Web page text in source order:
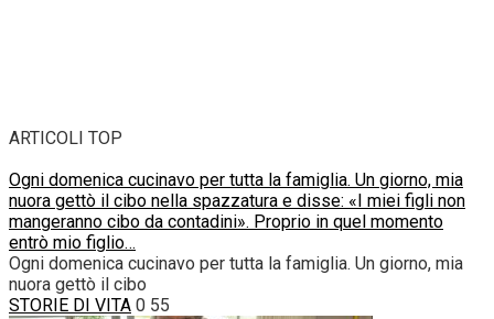
ARTICOLI TOP
Ogni domenica cucinavo per tutta la famiglia. Un giorno, mia
nuora gettò il cibo nella spazzatura e disse: «I miei figli non
mangeranno cibo da contadini». Proprio in quel momento
entrò mio figlio…
Ogni domenica cucinavo per tutta la famiglia. Un giorno, mia
nuora gettò il cibo
STORIE DI VITA 0 55